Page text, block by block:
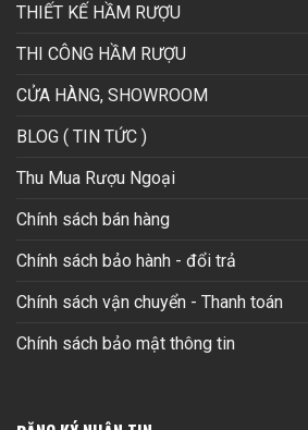
THIẾT KẾ HẦM RƯỢU
THI CÔNG HẦM RƯỢU
CỬA HÀNG, SHOWROOM
BLOG ( TIN TỨC )
Thu Mua Rượu Ngoại
Chính sách bán hàng
Chính sách bảo hành - đổi trả
Chính sách vận chuyển - Thanh toán
Chính sách bảo mật thông tin